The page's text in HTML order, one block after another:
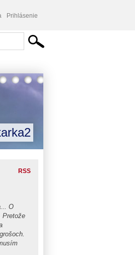
Prihlásenie
RSS
O
Pretože